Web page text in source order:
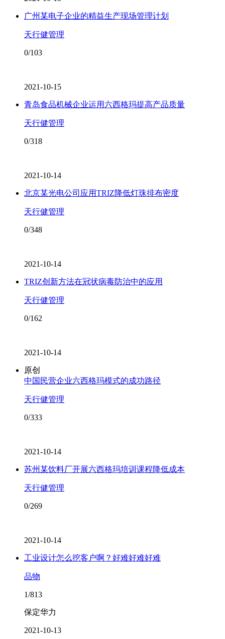
广州某电子企业的精益生产现场管理计划
天行健管理
0/103
2021-10-15
青岛食品机械企业运用六西格玛提高产品质量
天行健管理
0/318
2021-10-14
北京某光电公司应用TRIZ降低灯珠排布密度
天行健管理
0/348
2021-10-14
TRIZ创新方法在冠状病毒防治中的应用
天行健管理
0/162
2021-10-14
原创
中国民营企业六西格玛模式的成功路径
天行健管理
0/333
2021-10-14
苏州某饮料厂开展六西格玛培训课程降低成本
天行健管理
0/269
2021-10-14
工业设计怎么挖客户啊？好难好难好难
品物
1/813
保定华力
2021-10-13